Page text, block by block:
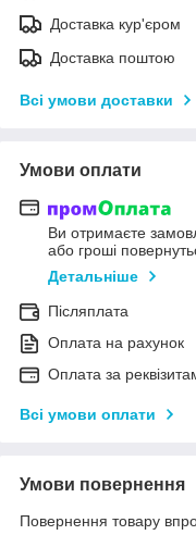
Доставка кур'єром
Доставка поштою
Всі умови доставки
Умови оплати
Ви отримаєте
або гроші
Детальніше
Післяплата
Оплата на рахунок
Оплата за
Всі умови оплати
Умови повернення
Повернення товару